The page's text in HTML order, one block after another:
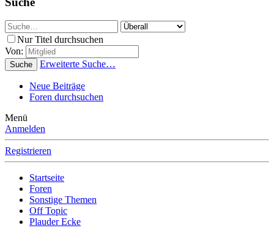
Nur Titel durchsuchen
Von:
Suche Erweiterte Suche…
Neue Beiträge
Foren durchsuchen
Menü
Anmelden
Registrieren
Startseite
Foren
Sonstige Themen
Off Topic
Plauder Ecke